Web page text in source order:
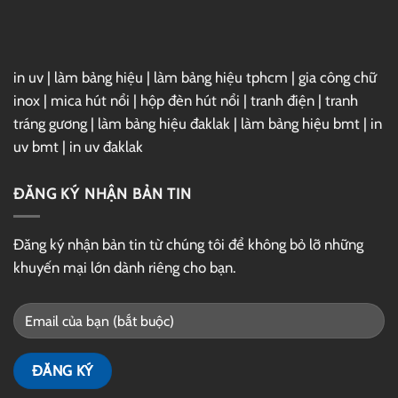
in uv | làm bảng hiệu | làm bảng hiệu tphcm | gia công chữ
inox | mica hút nổi | hộp đèn hút nổi | tranh điện | tranh
tráng gương | làm bảng hiệu đaklak | làm bảng hiệu bmt | in
uv bmt | in uv đaklak
ĐĂNG KÝ NHẬN BẢN TIN
Đăng ký nhận bản tin từ chúng tôi để không bỏ lỡ những
khuyến mại lớn dành riêng cho bạn.